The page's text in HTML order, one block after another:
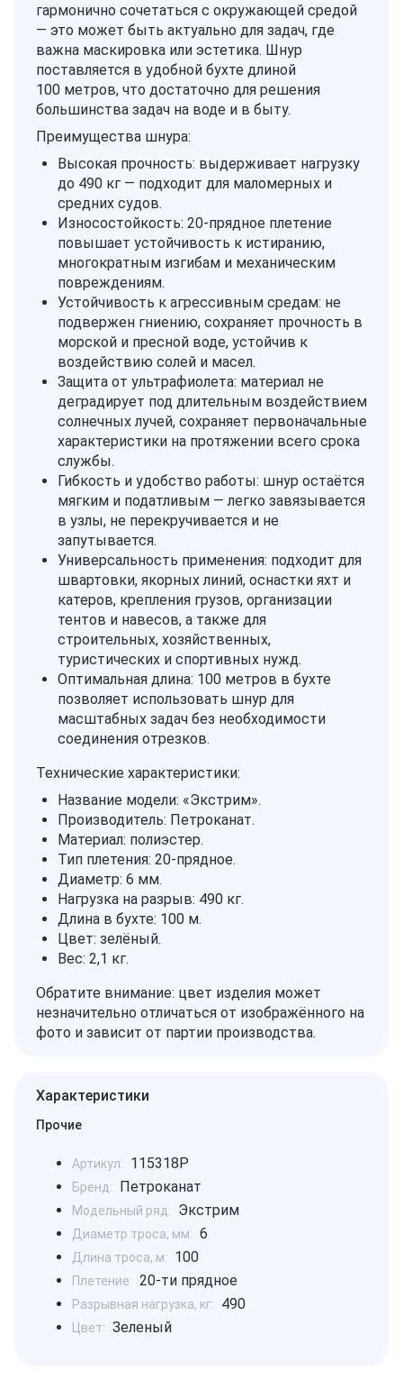
гармонично сочетаться с окружающей средой
— это может быть актуально для задач, где
важна маскировка или эстетика. Шнур
поставляется в удобной бухте длиной
100 метров, что достаточно для решения
большинства задач на воде и в быту.
Преимущества шнура:
Высокая прочность: выдерживает нагрузку
до 490 кг — подходит для маломерных и
средних судов.
Износостойкость: 20‑прядное плетение
повышает устойчивость к истиранию,
многократным изгибам и механическим
повреждениям.
Устойчивость к агрессивным средам: не
подвержен гниению, сохраняет прочность в
морской и пресной воде, устойчив к
воздействию солей и масел.
Защита от ультрафиолета: материал не
деградирует под длительным воздействием
солнечных лучей, сохраняет первоначальные
характеристики на протяжении всего срока
службы.
Гибкость и удобство работы: шнур остаётся
мягким и податливым — легко завязывается
в узлы, не перекручивается и не
запутывается.
Универсальность применения: подходит для
швартовки, якорных линий, оснастки яхт и
катеров, крепления грузов, организации
тентов и навесов, а также для
строительных, хозяйственных,
туристических и спортивных нужд.
Оптимальная длина: 100 метров в бухте
позволяет использовать шнур для
масштабных задач без необходимости
соединения отрезков.
Технические характеристики:
Название модели: «Экстрим».
Производитель: Петроканат.
Материал: полиэстер.
Тип плетения: 20‑прядное.
Диаметр: 6 мм.
Нагрузка на разрыв: 490 кг.
Длина в бухте: 100 м.
Цвет: зелёный.
Вес: 2,1 кг.
Обратите внимание: цвет изделия может
незначительно отличаться от изображённого на
фото и зависит от партии производства.
Характеристики
Прочие
Артикул: 115318P
Бренд: Петроканат
Модельный ряд: Экстрим
Диаметр троса, мм: 6
Длина троса, м: 100
Плетение: 20-ти прядное
Разрывная нагрузка, кг: 490
Цвет: Зеленый